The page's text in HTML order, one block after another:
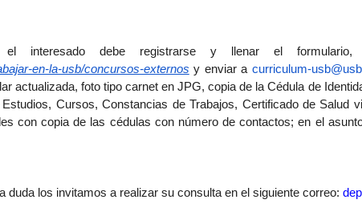
interesado debe registrarse y llenar el formulario,
en-la-usb/concursos-externos y enviar a curriculum-
actualizada, foto tipo carnet en JPG, copia de la Cédula de
Cursos, Constancias de Trabajos, Certificado de Salud
con copia de las cédulas con número de contactos; en el
duda los invitamos a realizar su consulta en el siguiente correo: